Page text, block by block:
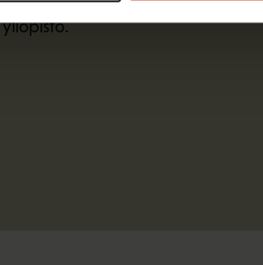
yliopisto.